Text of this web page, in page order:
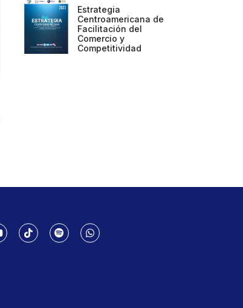
Estrategia
Centroamericana de
Facilitación del
Comercio y
Competitividad